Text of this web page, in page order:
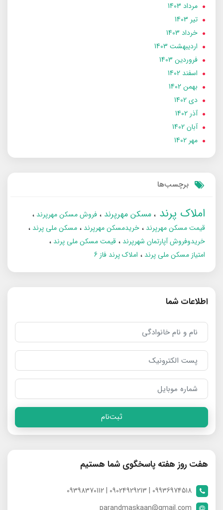
مرداد 1403
تير 1403
خرداد 1403
ارديبهشت 1403
فروردین 1403
اسفند 1402
بهمن 1402
دی 1402
آذر 1402
آبان 1402
مهر 1402
برچسب‌ها
املاک پرند مسکن مهرپرند
فروش مسکن مهرپرند
قیمت مسکن مهرپرند
خریدمسکن مهرپرند
مسکن ملی پرند
خریدوفروش آپارتمان شهرپرند
قیمت مسکن ملی پرند
امتیاز مسکن ملی پرند
املاک پرند فاز 6
اطلاعات شما
ثبت‌نام
هفت روز هفته پاسخگوی شما هستیم
09936974518 | 09024929213 | 09398370112